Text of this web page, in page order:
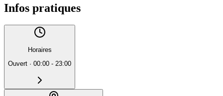
Infos pratiques
Horaires
Ouvert · 00:00 - 23:00